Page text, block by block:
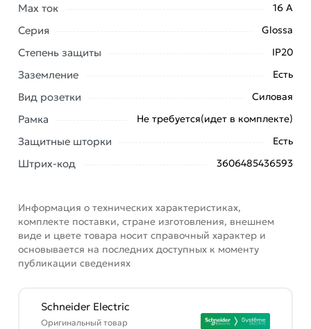
доставки или самовывоза. Перед оформлением
онлайн заказа рекомендуем ознакомиться с
описанием, характеристиками и отзывами.
Данний товар от производителя
сертифицирован,
купленного товарa в течение 7 дней (наличие чека
обязательно).
Max ток 16 А
Серия Glossa
Степень защиты IP20
Заземление Есть
Вид розетки Силовая
Рамка Не требуется(идет в комплекте)
Защитные шторки Есть
Штрих-код 3606485436593
Информация о технических характеристиках,
комплекте поставки, стране изготовления, внешнем
виде и цвете товара носит справочный характер и
основывается на последних доступных к моменту
публикации сведениях
Schneider Electric
Оригинальный товар